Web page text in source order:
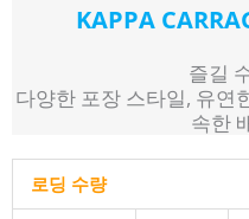
KAPPA
즐길
다양한 포장 스타일, 유연
속한
로딩 수량